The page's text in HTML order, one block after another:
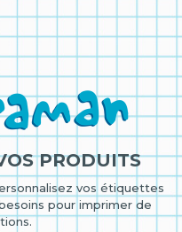
PRODUITS
vos étiquettes
pour imprimer de